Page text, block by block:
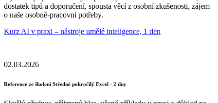
dostatek tipů a doporučení, spousta věcí z osobní zkušenosti, zájem
o naše osobně-pracovní potřeby.
Kurz AI v praxi – nástroje umělé inteligence, 1 den
02.03.2026
Reference ze školení Středně pokročilý Excel - 2 dny